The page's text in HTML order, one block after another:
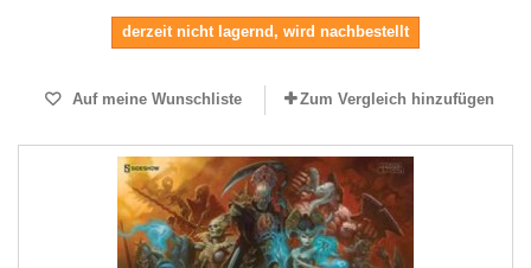
derzeit nicht lagernd, wird nachbestellt
Auf meine Wunschliste Zum Vergleich hinzufügen